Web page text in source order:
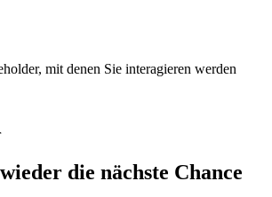
mit denen Sie interagieren werden
die nächste Chance